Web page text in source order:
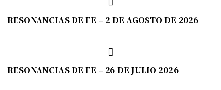
RESONANCIAS DE FE – 2 DE AGOSTO DE 2026
RESONANCIAS DE FE – 26 DE JULIO 2026